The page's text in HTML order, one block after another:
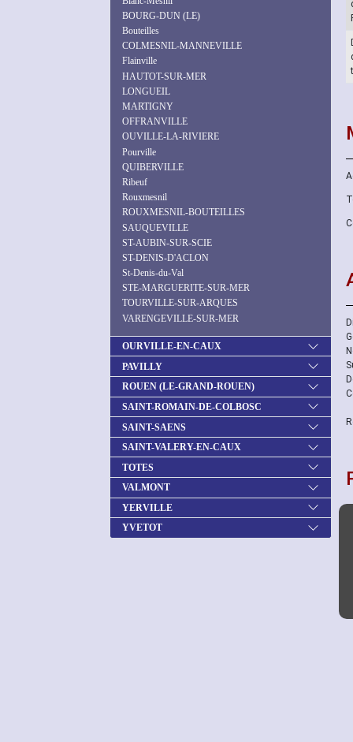
BOURG-DUN (LE)
Bouteilles
COLMESNIL-MANNEVILLE
Flainville
HAUTOT-SUR-MER
LONGUEIL
MARTIGNY
OFFRANVILLE
OUVILLE-LA-RIVIERE
Pourville
QUIBERVILLE
Ribeuf
Rouxmesnil
ROUXMESNIL-BOUTEILLES
SAUQUEVILLE
ST-AUBIN-SUR-SCIE
ST-DENIS-D'ACLON
St-Denis-du-Val
STE-MARGUERITE-SUR-MER
TOURVILLE-SUR-ARQUES
VARENGEVILLE-SUR-MER
OURVILLE-EN-CAUX
PAVILLY
ROUEN (LE-GRAND-ROUEN)
SAINT-ROMAIN-DE-COLBOSC
SAINT-SAENS
SAINT-VALERY-EN-CAUX
TOTES
VALMONT
YERVILLE
YVETOT